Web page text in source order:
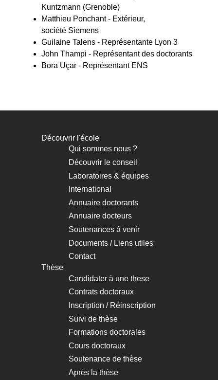
Kuntzmann (Grenoble)
Matthieu Ponchant - Extérieur,
société Siemens
Guilaine Talens- Représentante Lyon 3
John Thampi - Représentant des doctorants
Bora Uçar- Représentant ENS
Navigation
principale
Découvrir l'école
Qui sommes nous ?
Découvrir le conseil
Laboratoires & équipes
International
Annuaire doctorants
Annuaire docteurs
Soutenances à venir
Documents / Liens utiles
Contact
Thèse
Candidater à une these
Contrats doctoraux
Inscription / Réinscription
Suivi de thèse
Formations doctorales
Cours doctoraux
Soutenance de thèse
Après la thèse